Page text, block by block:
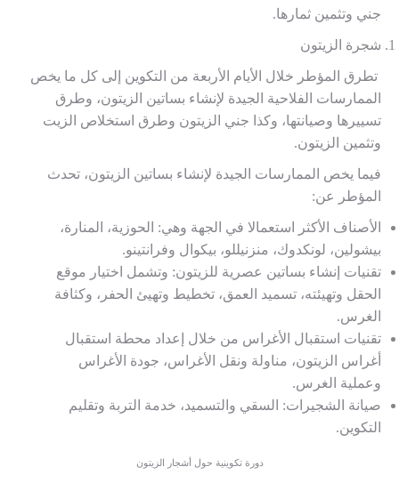
جني وتثمين ثمارها.
شجرة الزيتون
تطرق المؤطر خلال الأيام الأربعة من التكوين إلى كل ما يخص
الممارسات الفلاحية الجيدة لإنشاء بساتين الزيتون، وطرق
تسييرها وصيانتها، وكذا جني الزيتون وطرق استخلاص الزيت
وتثمين الزيتون.
فيما يخص الممارسات الجيدة لإنشاء بساتين الزيتون، تحدث
المؤطر عن:
الأصناف الأكثر استعمالا في الجهة وهي: الحوزية، المنارة،
بيشولين، لونكدوك، منزنيللو، بيكوال وفرانتينو.
تقنيات إنشاء بساتين عصرية للزيتون: وتشمل اختيار موقع
الحقل وتهيئته، تسميد العمق، تخطيط وتهيئ الحفر، وكثافة
الغرس.
تقنيات استقبال الأغراس من خلال إعداد محطة استقبال
أغراس الزيتون، مناولة ونقل الأغراس، جودة الأغراس
وعملية الغرس.
صيانة الشجيرات: السقي والتسميد، خدمة التربة وتقليم
التكوين.
دورة تكوينية حول أشجار الزيتون